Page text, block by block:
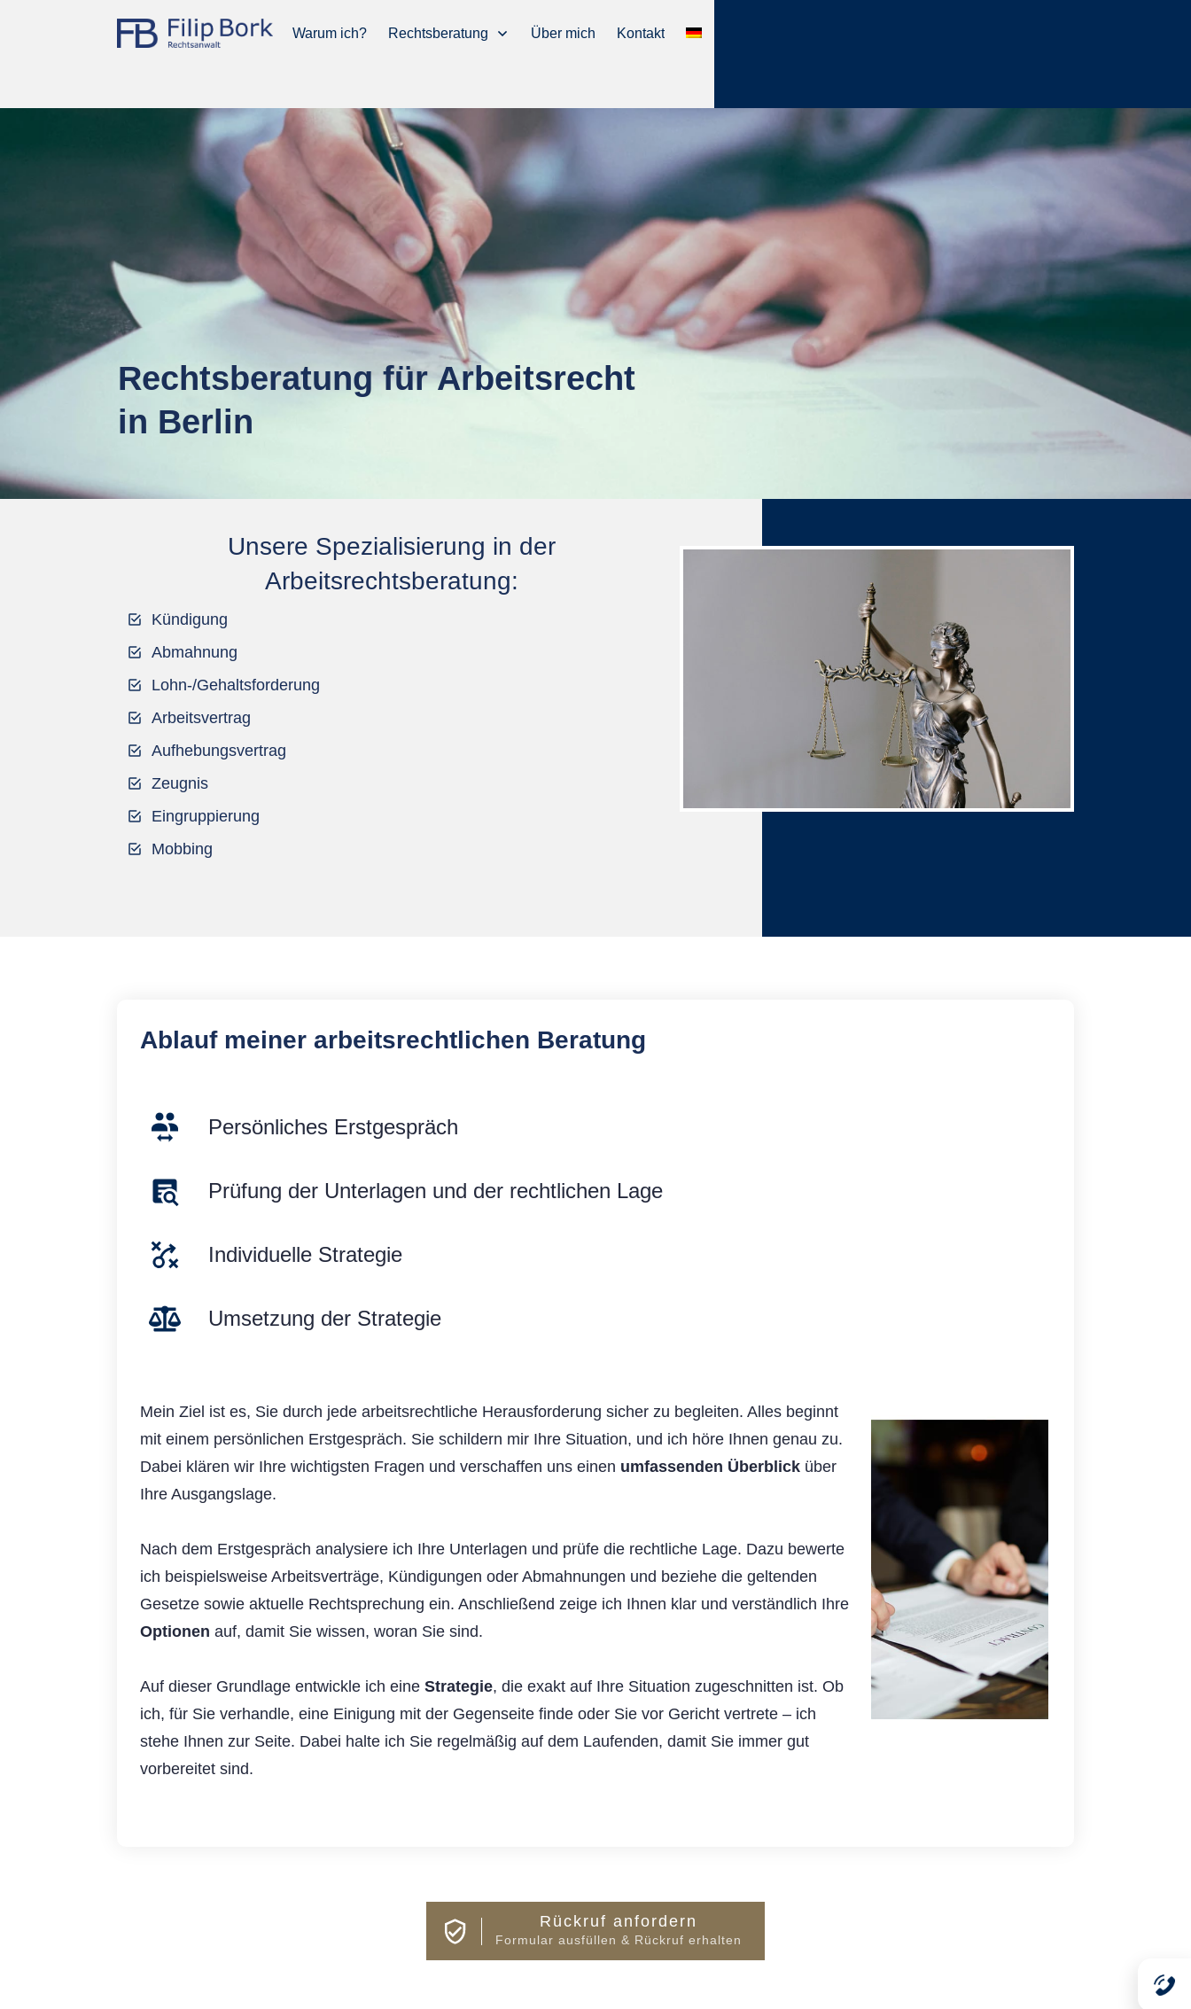
Warum ich? Rechtsberatung Über mich Kontakt
Rechtsberatung für Arbeitsrecht
in Berlin
Unsere Spezialisierung in der
Arbeitsrechtsberatung:
Kündigung
Abmahnung
Lohn-/Gehaltsforderung
Arbeitsvertrag
Aufhebungsvertrag
Zeugnis
Eingruppierung
Mobbing
Ablauf meiner arbeitsrechtlichen Beratung
Persönliches Erstgespräch
Prüfung der Unterlagen und der rechtlichen Lage
Individuelle Strategie
Umsetzung der Strategie
Mein Ziel ist es, Sie durch jede arbeitsrechtliche Herausforderung sicher zu begleiten. Alles beginnt
mit einem persönlichen Erstgespräch. Sie schildern mir Ihre Situation, und ich höre Ihnen genau zu.
Dabei klären wir Ihre wichtigsten Fragen und verschaffen uns einen umfassenden Überblick über
Ihre Ausgangslage.
Nach dem Erstgespräch analysiere ich Ihre Unterlagen und prüfe die rechtliche Lage. Dazu bewerte
ich beispielsweise Arbeitsverträge, Kündigungen oder Abmahnungen und beziehe die geltenden
Gesetze sowie aktuelle Rechtsprechung ein. Anschließend zeige ich Ihnen klar und verständlich Ihre
Optionen auf, damit Sie wissen, woran Sie sind.
Auf dieser Grundlage entwickle ich eine Strategie, die exakt auf Ihre Situation zugeschnitten ist. Ob
ich, für Sie verhandle, eine Einigung mit der Gegenseite finde oder Sie vor Gericht vertrete – ich
stehe Ihnen zur Seite. Dabei halte ich Sie regelmäßig auf dem Laufenden, damit Sie immer gut
vorbereitet sind.
Rückruf anfordern
Formular ausfüllen & Rückruf erhalten